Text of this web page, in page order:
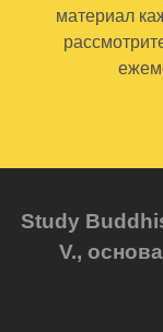
материал
Study
V.,